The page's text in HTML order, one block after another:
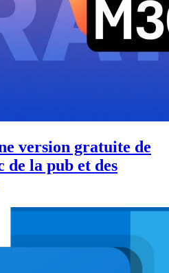
version gratuite de
de la pub et des